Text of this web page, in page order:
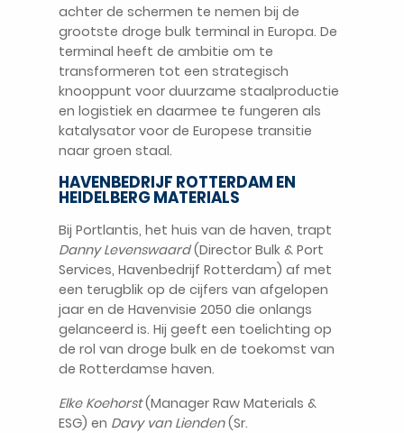
achter de schermen te nemen bij de
grootste droge bulk terminal in Europa. De
terminal heeft de ambitie om te
transformeren tot een strategisch
knooppunt voor duurzame staalproductie
en logistiek en daarmee te fungeren als
katalysator voor de Europese transitie
naar groen staal.
HAVENBEDRIJF ROTTERDAM EN
HEIDELBERG MATERIALS
Bij Portlantis, het huis van de haven, trapt
Danny Levenswaard(Director Bulk & Port
Services, Havenbedrijf Rotterdam) af met
een terugblik op de cijfers van afgelopen
jaar en de Havenvisie 2050 die onlangs
gelanceerd is. Hij geeft een toelichting op
de rol van droge bulk en de toekomst van
de Rotterdamse haven.
Elke Koehorst(Manager Raw Materials &
ESG) en Davy van Lienden(Sr.